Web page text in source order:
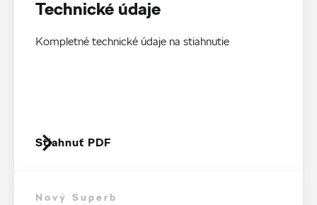
Technické údaje
Kompletné technické údaje na stiahnutie
Stiahnuť PDF
Nový Superb